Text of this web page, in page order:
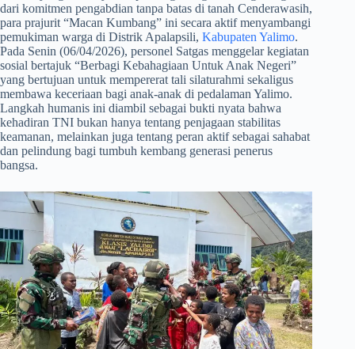
dari komitmen pengabdian tanpa batas di tanah Cenderawasih,
para prajurit “Macan Kumbang” ini secara aktif menyambangi
pemukiman warga di Distrik Apalapsili, Kabupaten Yalimo.
Pada Senin (06/04/2026), personel Satgas menggelar kegiatan
sosial bertajuk “Berbagi Kebahagiaan Untuk Anak Negeri”
yang bertujuan untuk mempererat tali silaturahmi sekaligus
membawa keceriaan bagi anak-anak di pedalaman Yalimo.
Langkah humanis ini diambil sebagai bukti nyata bahwa
kehadiran TNI bukan hanya tentang penjagaan stabilitas
keamanan, melainkan juga tentang peran aktif sebagai sahabat
dan pelindung bagi tumbuh kembang generasi penerus
bangsa.